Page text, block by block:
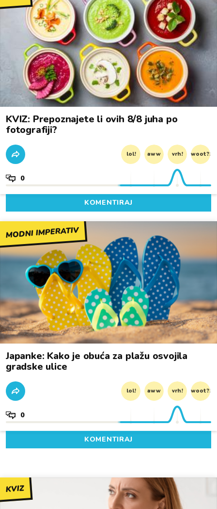
KVIZ: Prepoznajete li ovih 8/8 juha po
fotografiji?
lol! aww vrh! woot?!
0
KOMENTIRAJ
MODNI IMPERATIV
Japanke: Kako je obuća za plažu osvojila
gradske ulice
lol! aww vrh! woot?!
0
KOMENTIRAJ
KVIZ